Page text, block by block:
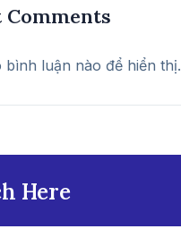
Comments
bình luận nào để hiển thị.
Here